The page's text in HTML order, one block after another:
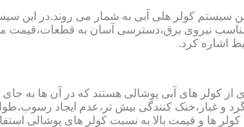
سیستم کولر هلی آبی به شمار می روند.در
نیروی برق،دسترسی آسان به قطعات،قیمت
اشاره کرد.
از کولر های آبی پوشالی هستند که در آن ها
و غبار،خنک کنندگی بیش تر،عدم ایجاد
کولر ها و قیمت بالا به نسبت کولر های پوشالی